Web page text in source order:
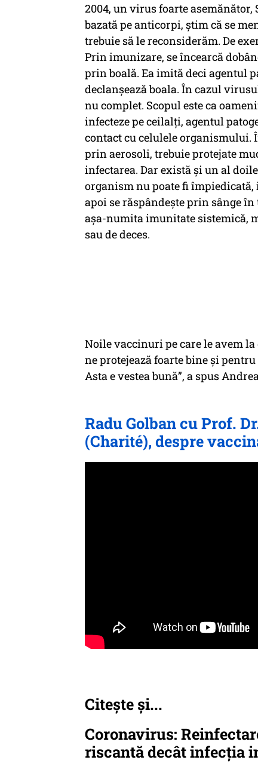
2004, un virus foarte asemănător,
bazată pe anticorpi, știm că se
trebuie să le reconsiderăm. De
Prin imunizare, se încearcă
prin boală. Ea imită deci agentul
declanșează boala. În cazul
nu complet. Scopul este ca
infecteze pe ceilalți, agentul
contact cu celulele organismului.
prin aerosoli, trebuie protejate
infectarea. Dar există și un al
organism nu poate fi
apoi se răspândește prin sânge
așa-numita imunitate sistemică,
sau de deces.
Noile vaccinuri pe care le avem
ne protejează foarte bine și
Asta e vestea bună”, a spus
Radu Golban cu Prof.
(Charité), despre
Citește și...
Coronavirus:
riscantă decât infecţia